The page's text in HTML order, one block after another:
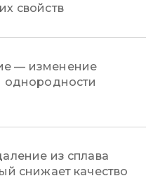
свойств
— изменение
однородности
из сплава
снижает качество